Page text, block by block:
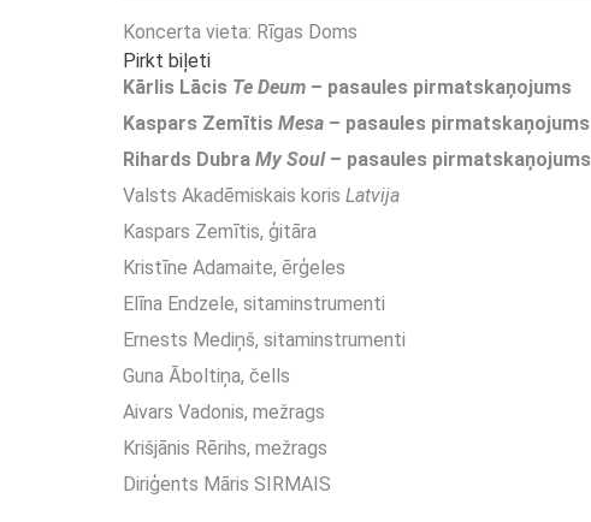
Koncerta vieta: Rīgas Doms
Pirkt biļeti
Kārlis Lācis Te Deum – pasaules pirmatskaņojums
Kaspars Zemītis Mesa – pasaules pirmatskaņojums
Rihards Dubra My Soul – pasaules pirmatskaņojums
Valsts Akadēmiskais koris Latvija
Kaspars Zemītis, ģitāra
Kristīne Adamaite, ērģeles
Elīna Endzele, sitaminstrumenti
Ernests Mediņš, sitaminstrumenti
Guna Āboltiņa, čells
Aivars Vadonis, mežrags
Krišjānis Rērihs, mežrags
Diriģents Māris SIRMAIS